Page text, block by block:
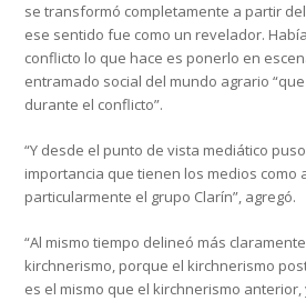
se transformó completamente a partir
ese sentido fue como un revelador.
conflicto lo que hace es ponerlo en
entramado social del mundo agrario
durante el conflicto”.
“Y desde el punto de vista mediático
importancia que tienen los medios como
particularmente el grupo Clarín”, agregó.
“Al mismo tiempo delineó más
kirchnerismo, porque el kirchnerismo
es el mismo que el kirchnerismo